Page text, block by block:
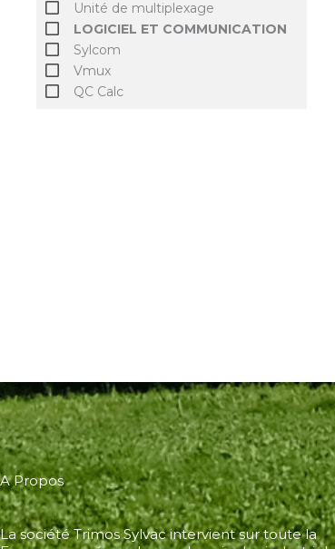
Unité de multiplexage
LOGICIEL ET COMMUNICATION
Sylcom
Vmux
QC Calc
A Propos
La société Trimos Sylvac intervient sur toute la